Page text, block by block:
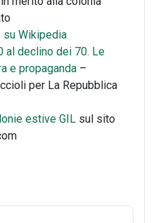
su Wikipedia
al declino dei 70. Le
e propaganda –
per La Repubblica
estive GIL sul sito